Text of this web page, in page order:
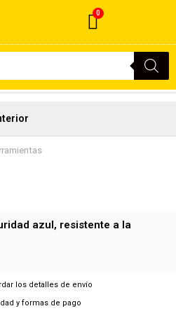
0Cart
azul, resistente a la
los detalles de envío
y formas de pago